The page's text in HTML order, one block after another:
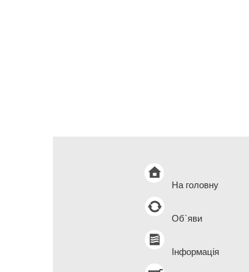
На головну
Об`яви
Інформація